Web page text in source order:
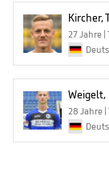
Kircher,
27 Jahre
Weigelt,
28 Jahre